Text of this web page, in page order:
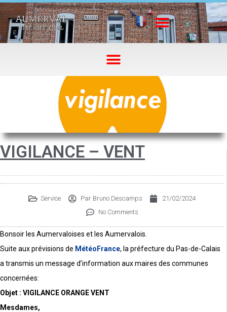
VIGILANCE – VENT
Service Par Bruno Descamps
21/02/2024
No Comments
Bonsoir les Aumervaloises et les Aumervalois.
Suite aux prévisions de MétéoFrance, la préfecture du Pas-de-Calais
a transmis un message d’information aux maires des communes
concernées:
Objet : VIGILANCE ORANGE VENT
Mesdames,